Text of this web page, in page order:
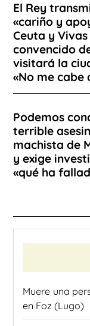
El Rey
«cariño y
Ceuta y
convencido
visitará la
«No me cabe
Podemos
terrible
machista de
y exige
«qué ha
Muere una
en Foz (Lugo)